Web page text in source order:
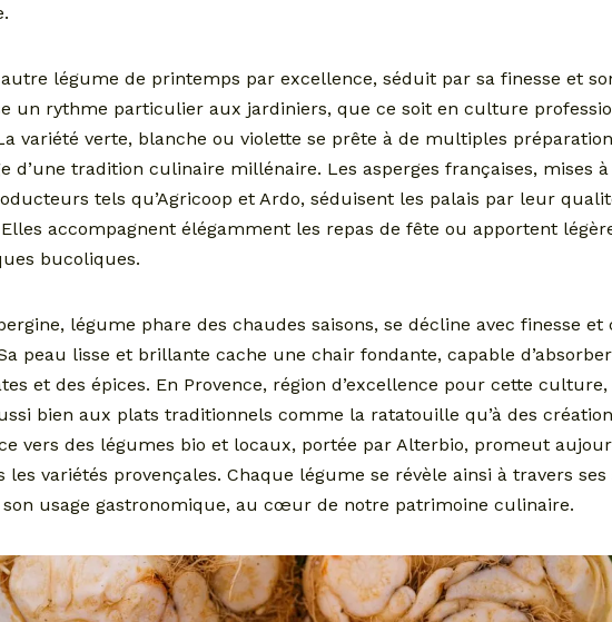
autre légume de printemps par excellence, séduit par sa finesse et
un rythme particulier aux jardiniers, que ce soit en culture
variété verte, blanche ou violette se prête à de multiples
d’une tradition culinaire millénaire. Les asperges françaises, mises à
tels qu’Agricoop et Ardo, séduisent les palais par leur
accompagnent élégamment les repas de fête ou apportent
bucoliques.
légume phare des chaudes saisons, se décline avec finesse et
peau lisse et brillante cache une chair fondante, capable
et des épices. En Provence, région d’excellence pour cette culture,
bien aux plats traditionnels comme la ratatouille qu’à des
vers des légumes bio et locaux, portée par Alterbio, promeut
les variétés provençales. Chaque légume se révèle ainsi à travers ses
usage gastronomique, au cœur de notre patrimoine culinaire.